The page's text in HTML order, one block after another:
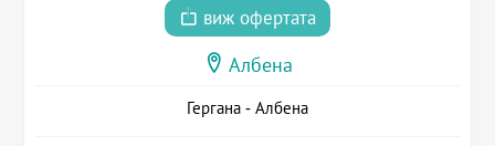
виж офертата
Албена
Гергана - Албена